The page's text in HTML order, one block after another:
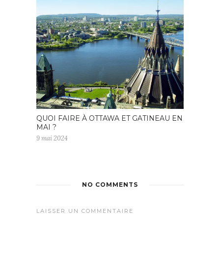
QUOI FAIRE À OTTAWA ET GATINEAU EN
MAI ?
9 mai 2024
NO COMMENTS
LAISSER UN COMMENTAIRE